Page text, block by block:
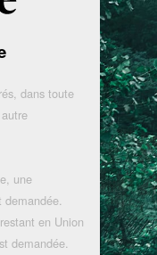
dans toute
une
demandée.
en Union
demandée.